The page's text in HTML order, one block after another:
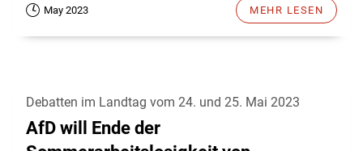
May 2023 MEHR LESEN
Debatten im Landtag vom 24. und 25. Mai 2023
AfD will Ende der